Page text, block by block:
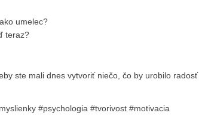
umelec?
teraz?
ste mali dnes vytvoriť niečo, čo by urobilo radosť
#psychologia #tvorivost #motivacia